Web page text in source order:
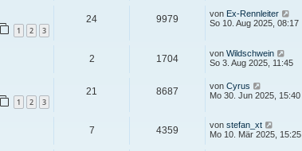
1 2 3
24 9979 von Ex-Rennleiter
So 10. Aug 2025, 08:17
2 1704 von Wildschwein
So 3. Aug 2025, 11:45
1 2 3
21 8687 von Cyrus
Mo 30. Jun 2025, 15:40
7 4359 von stefan_xt
Mo 10. Mär 2025, 15:25